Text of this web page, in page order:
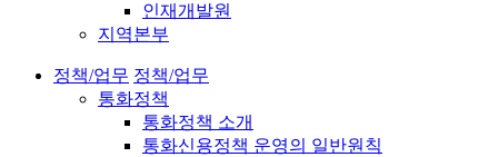
인재개발원
지역본부
정책/업무 정책/업무
통화정책
통화정책 소개
통화신용정책 운영의 일반원칙